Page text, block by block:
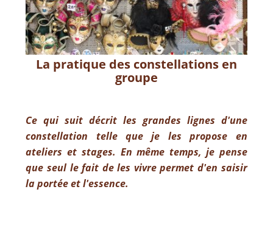
La pratique des constellations en
groupe
Ce qui suit décrit les grandes lignes d'une
constellation telle que je les propose en
ateliers et stages. En même temps, je pense
que seul le fait de les vivre permet d'en saisir
la portée et l'essence.